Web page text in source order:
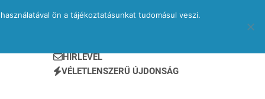
HÍRLEVÉL
VÉLETLENSZERŰ ÚJDONSÁG
ön a tájékoztatásunkat tudomásul veszi.